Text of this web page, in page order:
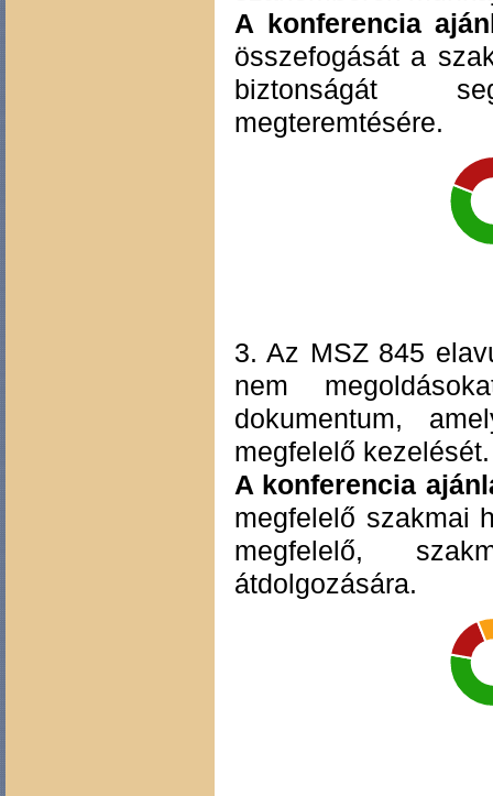
A konferencia
összefogását a
biztonságát
megteremtésére.
3. Az MSZ 845
nem
dokumentum,
megfelelő kezelését.
A konferencia
megfelelő szakmai
megfelelő,
átdolgozására.